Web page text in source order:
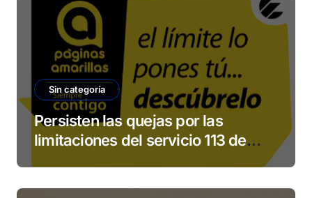
Sin categoría
Persisten las quejas por las
limitaciones del servicio 113 de